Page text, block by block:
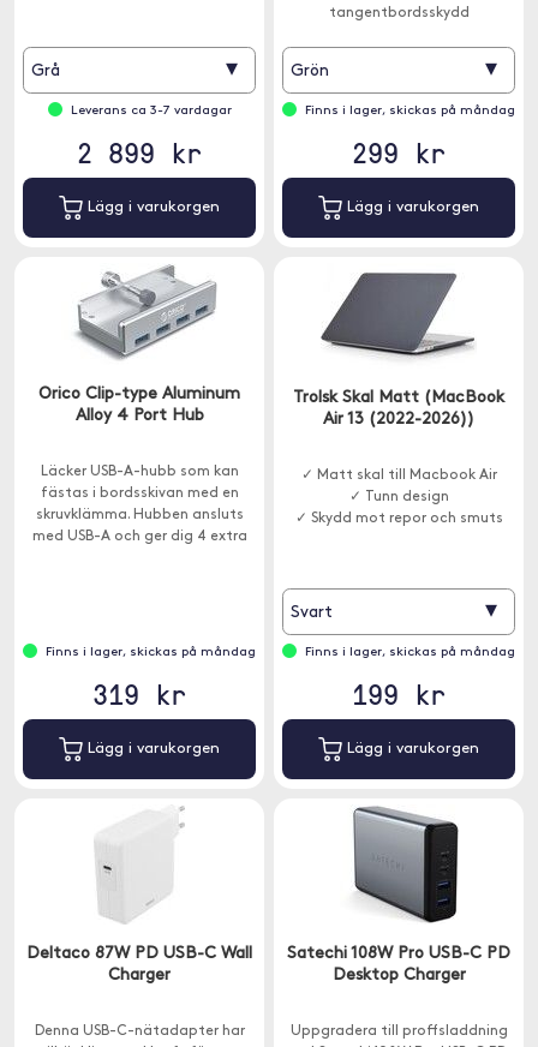
Grå ▾
Leverans ca 3-7 vardagar
2 899 kr
Lägg i varukorgen
tangentbordsskydd
Grön ▾
Finns i lager, skickas på måndag
299 kr
Lägg i varukorgen
Orico Clip-type Aluminum
Alloy 4 Port Hub
Läcker USB-A-hubb som kan
fästas i bordsskivan med en
skruvklämma. Hubben ansluts
med USB-A och ger dig 4 extra
Finns i lager, skickas på måndag
319 kr
Lägg i varukorgen
Trolsk Skal Matt (MacBook
Air 13 (2022-2026))
✓ Matt skal till Macbook Air
✓ Tunn design
✓ Skydd mot repor och smuts
Svart ▾
Finns i lager, skickas på måndag
199 kr
Lägg i varukorgen
Deltaco 87W PD USB-C Wall
Charger
Denna USB-C-nätadapter har
Satechi 108W Pro USB-C PD
Desktop Charger
Uppgradera till proffsladdning